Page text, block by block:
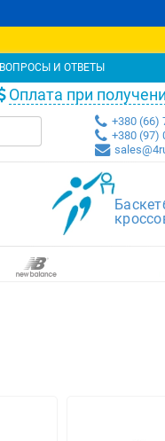
ВОПРОСЫ И ОТВЕТЫ
Оплата при
+380 (66)
+380 (97)